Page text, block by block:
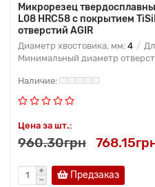
Микрорезец
L08 HRC58 с покрытием
отверстий AGIR
Диаметр хвостовика, мм: 4
Минимальный диаметр
Цена за шт.:
960.30грн
Предзаказ